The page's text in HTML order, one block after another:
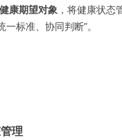
康期望对象 ，将健康状态
一标准、协同判断”。
理